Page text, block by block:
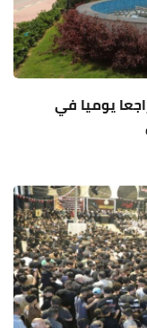
تعلن تسجيل (178) مراجعا يوميا في